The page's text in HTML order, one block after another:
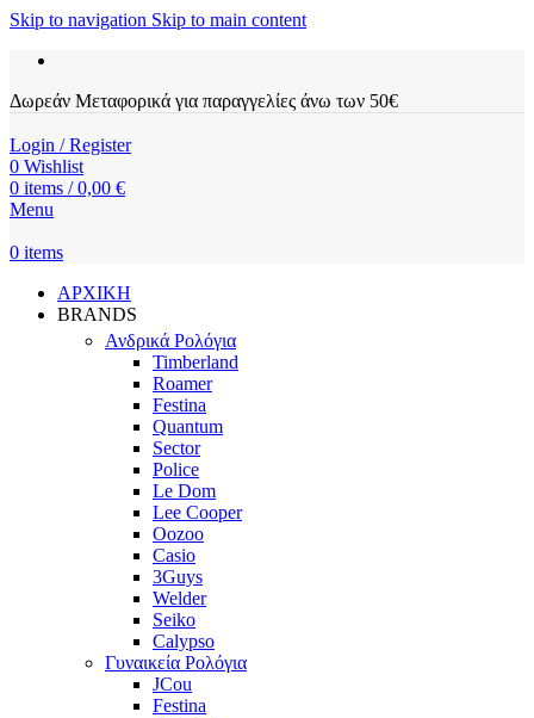
Skip to navigation Skip to main content
Δωρεάν Μεταφορικά για παραγγελίες άνω των 50€
Login / Register
0 Wishlist
0 items / 0,00 €
Menu
0 items
ΑΡΧΙΚΗ
BRANDS
Ανδρικά Ρολόγια
Timberland
Roamer
Festina
Quantum
Sector
Police
Le Dom
Lee Cooper
Oozoo
Casio
3Guys
Welder
Seiko
Calypso
Γυναικεία Ρολόγια
JCou
Festina